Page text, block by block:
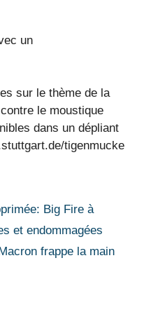
un
sur le thème de la
le moustique
dans un dépliant
tigenmucke
Big Fire à
et endommagées
frappe la main